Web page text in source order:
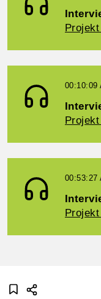
00:10:09
00:53:27